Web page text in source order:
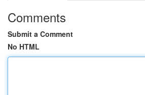
Comments
Submit a Comment
No HTML